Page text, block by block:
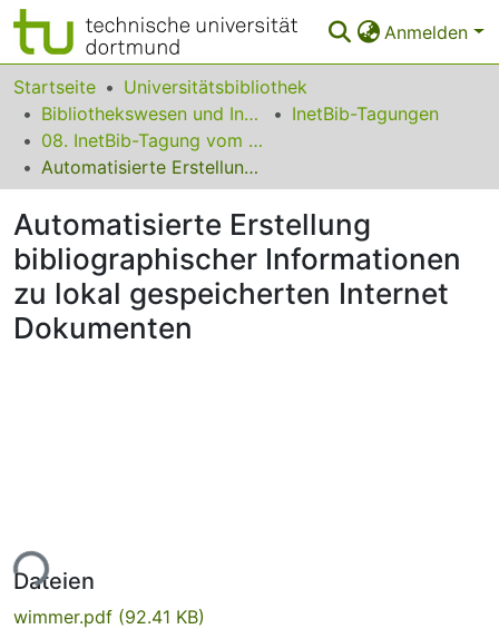
Anmelden
Bereiche & Sammlungen
Das gesamte Repositorium
Statistiken
FAQ
Leitlinien
Zurück zur Startseite
Startseite
Universitätsbibliothek
Bibliothekswesen und Information
InetBib-Tagungen
08. InetBib-Tagung vom 03. bis 05. November 2004 in Bonn
Automatisierte Erstellung bibliographischer Informationen zu lokal gespeicherten Internet Dokumenten
Automatisierte Erstellung
bibliographischer Informationen
zu lokal gespeicherten Internet
Dokumenten
Dateien
wimmer.pdf (92.41 KB)